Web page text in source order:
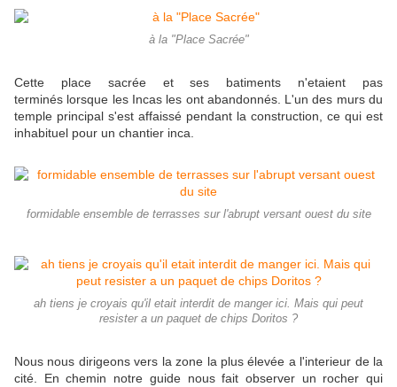
à la "Place Sacrée"
Cette place sacrée et ses batiments n'etaient pas
terminés lorsque les Incas les ont abandonnés. L'un des murs du
temple principal s'est affaissé pendant la construction, ce qui est
inhabituel pour un chantier inca.
formidable ensemble de terrasses sur l'abrupt versant ouest du site
ah tiens je croyais qu'il etait interdit de manger ici. Mais qui peut
resister a un paquet de chips Doritos ?
Nous nous dirigeons vers la zone la plus élevée a l'interieur de la
cité. En chemin notre guide nous fait observer un rocher qui